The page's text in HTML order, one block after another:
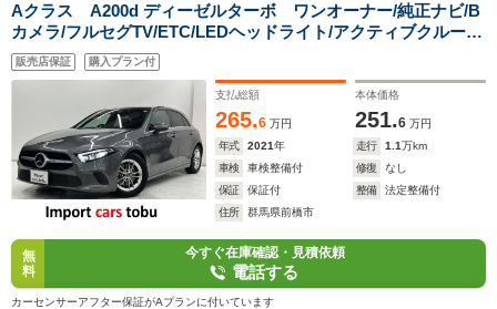
Aクラス A200d ディーゼルターボ ワンオーナー/純正ナビ/B
カメラ/フルセグTV/ETC/LEDヘッドライト/アクティブクルーズ
コントロール/ブラインドスポットモニター/パドルシフト/パワ
ーシート/シートヒーター/ハーフレザーシート/スマートキー/キ
販売店保証 購入プラン付
支払総額
265.6 万円
本体価格
251.6 万円
年式
2021年 走行 1.1万km
車検
車検整備付 修復
なし
保証
保証付 整備
法定整備付
住所
群馬県前橋市
無
料
今すぐ在庫確認・見積依頼
電話する
カーセンサーアフター保証がAプランに付いています